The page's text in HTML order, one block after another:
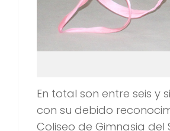
En total son entre seis
con su debido
Coliseo de Gimnasia